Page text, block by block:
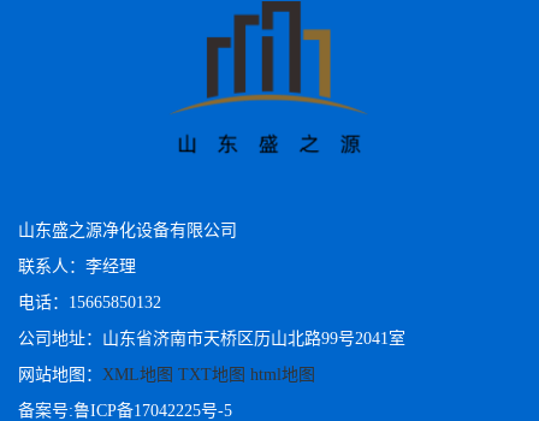
山东盛之源净化设备有限公司
联系人：李经理
电话：15665850132
公司地址：山东省济南市天桥区历山北路99号2041室
网站地图： XML地图 TXT地图 html地图
备案号:鲁ICP备17042225号-5